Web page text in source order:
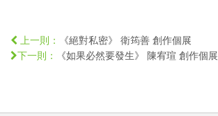
上一則： 《絕對私密》 衛筠善 創作個展
下一則：
《如果必然要發生》 陳宥瑄 創作個展